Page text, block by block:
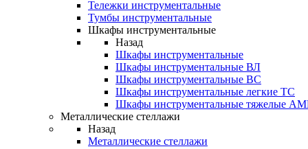
Тележки инструментальные
Тумбы инструментальные
Шкафы инструментальные
Назад
Шкафы инструментальные
Шкафы инструментальные ВЛ
Шкафы инструментальные ВС
Шкафы инструментальные легкие ТС
Шкафы инструментальные тяжелые
Металлические стеллажи
Назад
Металлические стеллажи